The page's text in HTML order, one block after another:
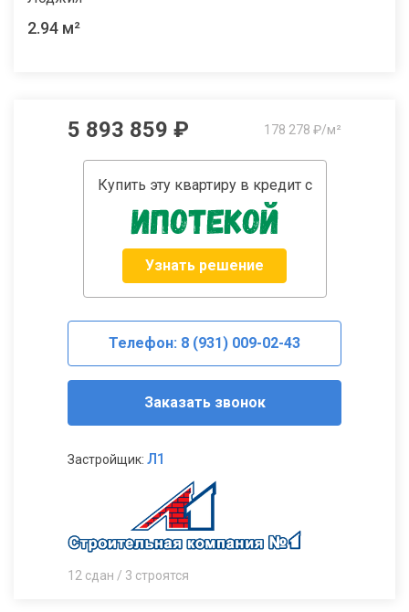
2.94 м²
5 893 859 ₽ 178 278 ₽/м²
Купить эту квартиру в кредит с
Узнать решение
Телефон: 8 (931) 009-02-43
Заказать звонок
Застройщик: Л1
12 сдан / 3 строятся